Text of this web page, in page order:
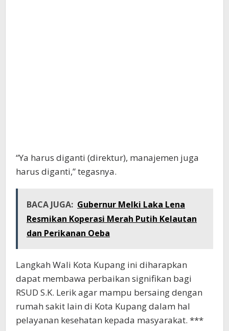
“Ya harus diganti (direktur), manajemen juga
harus diganti,” tegasnya.
BACA JUGA: Gubernur Melki Laka Lena
Resmikan Koperasi Merah Putih Kelautan
dan Perikanan Oeba
Langkah Wali Kota Kupang ini diharapkan
dapat membawa perbaikan signifikan bagi
RSUD S.K. Lerik agar mampu bersaing dengan
rumah sakit lain di Kota Kupang dalam hal
pelayanan kesehatan kepada masyarakat. ***